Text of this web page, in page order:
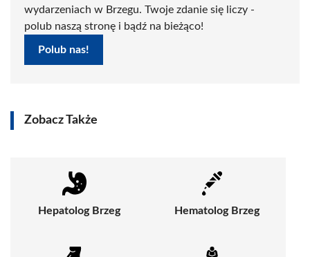
wydarzeniach w Brzegu. Twoje zdanie się liczy -
polub naszą stronę i bądź na bieżąco!
Polub nas!
Zobacz Także
Hepatolog Brzeg Hematolog Brzeg